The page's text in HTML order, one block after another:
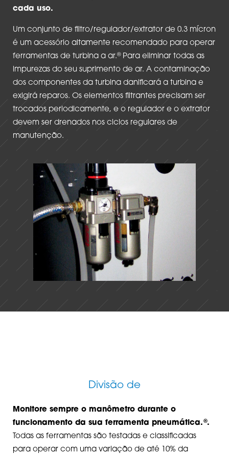
cada uso.
Um conjunto de filtro/regulador/extrator de 0.3 mícron
é um acessório altamente recomendado para operar
ferramentas de turbina a ar.®Para eliminar todas as
impurezas do seu suprimento de ar. A contaminação
dos componentes da turbina danificará a turbina e
exigirá reparos. Os elementos filtrantes precisam ser
trocados periodicamente, e o regulador e o extrator
devem ser drenados nos ciclos regulares de
manutenção.
Divisão de
Monitore sempre o manômetro durante o
funcionamento da sua ferramenta pneumática.®.
Todas as ferramentas são testadas e classificadas
para operar com uma variação de até 10% da